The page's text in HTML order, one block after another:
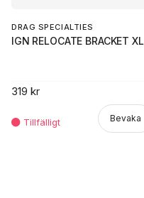
DRAG SPECIALTIES
IGN RELOCATE BRACKET XL
319 kr
Bevaka